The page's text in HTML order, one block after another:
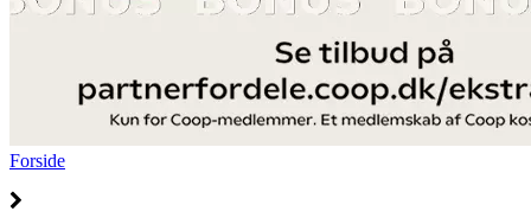
Forside